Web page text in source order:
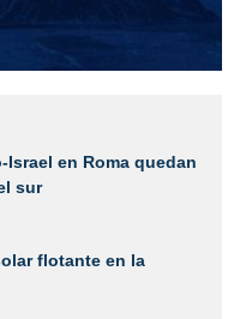
en Roma quedan
sur
flotante en la